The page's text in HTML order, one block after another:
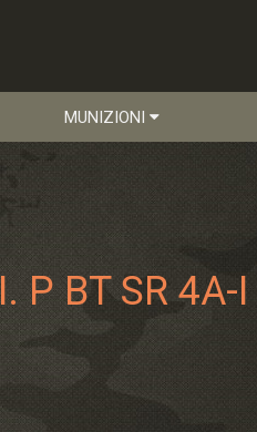
MUNIZIONI
P BT SR 4A-I